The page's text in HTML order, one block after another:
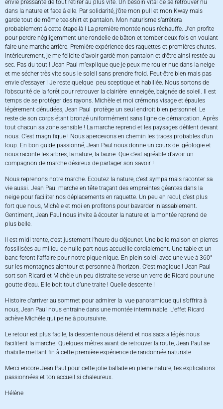
envie pressante de tout retirer au plus vite. Un besoin vital de se retrouver nu
dans la nature et face à elle. Par solidarité, j’ôte mon pull et mon Kway mais
garde tout de même tee-shirt et pantalon. Mon naturisme s’arrêtera
probablement à cette étape-là ! La première montée nous réchauffe. J’en profite
pour perdre négligemment une rondelle de bâton et tomber deux fois en voulant
faire une marche arrière. Première expérience des raquettes et premières chutes.
Intérieurement, je me félicite d’avoir gardé mon pantalon et d’être ainsi restée au
sec. Pas du tout ! Jean Paul m’explique que je peux me rouler nue dans la neige
et me sécher très vite sous le soleil sans prendre froid. Peut-être bien mais pas
envie d’essayer ! Je reste quelque peu sceptique et habillée. Nous sortons de
l’obscurité de la forêt pour retrouver la clairière enneigée, baignée de soleil. Il est
temps de se protéger des rayons. Michèle et moi crémons visage et épaules
légèrement dénudées, Jean Paul protège un seul endroit bien personnel. Le
reste de son corps étant bronzé uniformément sans ligne de démarcation. Après
tout chacun sa zone sensible ! La marche reprend et les paysages défilent devant
nous. C’est magnifique ! Nous apercevons en chemin les traces probables d’un
loup. En bon guide passionné, Jean Paul nous donne un cours de géologie et
nous raconte les arbres, la nature, la faune. Que c’est agréable d’avoir un
compagnon de marche désireux de partager son savoir !
Nous reprenons notre marche. Ecoutez la nature, c’est sympa mais raconter sa
vie aussi. Jean Paul marche en tête traçant des empreintes géantes dans la
neige pour faciliter nos déplacements en raquette. Un peu en recul, c’est plus
fort que nous, Michèle et moi en profitons pour bavarder inlassablement.
Gentiment, Jean Paul nous invite à écouter la nature et la montée reprend de
plus belle.
Il est midi trente, c’est justement l’heure du déjeuner. Une belle maison en pierres
fossilisées au milieu de nulle part nous accueille cordialement. Une table et un
banc feront l’affaire pour notre pique-nique. En plein soleil avec une vue à 360°
sur les montagnes alentour et personne à l’horizon. C’est magique ! Jean Paul
sort son Ricard et Michèle un peu distraite se verse un verre de Ricard pour une
goutte d’eau. Elle boit tout d’une traite ! Quelle descente !
Histoire d’arriver au sommet pour admirer la vue panoramique qui s’offrira à
nous, Jean Paul nous entraine dans une montée interminable. L’effet Ricard
achève Michèle qui peine à poursuivre.
Le retour est plus facile, la descente nous détend et nos sacs allégés nous
facilitent la marche. Quelques mètres avant de retrouver la route, Jean Paul se
rhabille mettant fin à cette première expérience de randonnée naturiste.
Merci encore Jean Paul pour cette jolie ballade en pleine nature, tes explications
passionnées et ton accueil si chaleureux.
Hélène